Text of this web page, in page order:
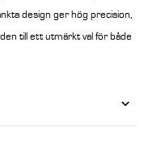
design ger hög precision,
till ett utmärkt val för både